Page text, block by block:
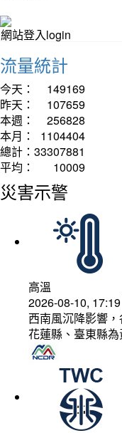
網站登入login
流量統計
今天：
149169
昨天：
107659
本週：
256828
本月：
1104404
總計： 33307881
平均：
10009
災害示警
高溫
2026-08-10,
西南風沉降影響
花蓮縣、臺東縣